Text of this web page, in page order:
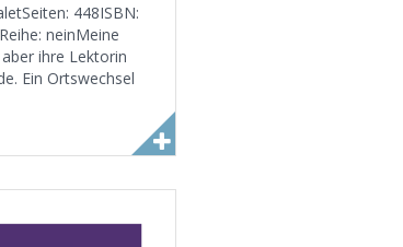
448ISBN:
neinMeine
ihre Lektorin
Ein Ortswechsel